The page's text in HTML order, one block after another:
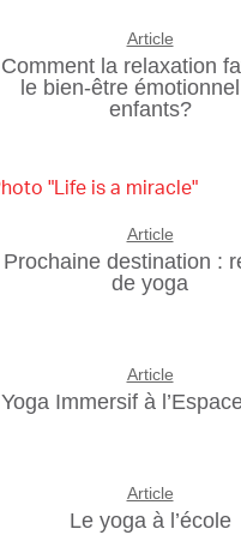
Article
Comment la relaxation
le bien-être
enfants?
Article
Prochaine destination :
de yoga
Article
Yoga Immersif à
Article
Le yoga à l’école